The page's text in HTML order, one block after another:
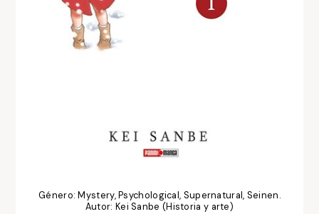
Género: Mystery, Psychological, Supernatural, Seinen.
Autor: Kei Sanbe (Historia y arte)